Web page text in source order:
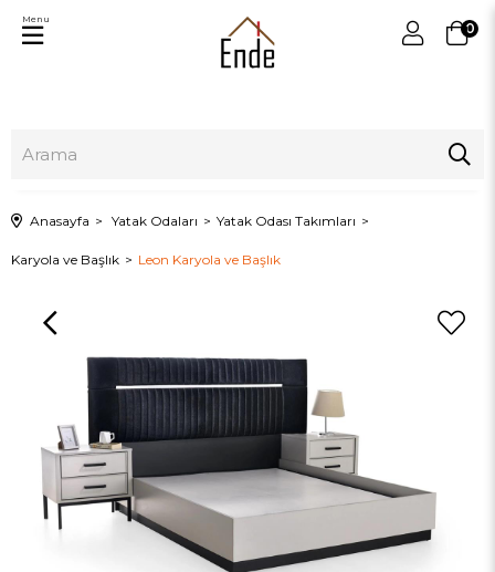
0
Menu
Anasayfa Yatak Odaları Yatak Odası Takımları
Karyola ve Başlık Leon Karyola ve Başlık